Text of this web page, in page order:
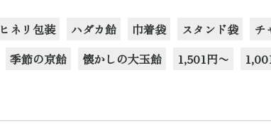
ヒネリ包装 ハダカ飴 巾着袋 スタンド袋 チ
季節の京飴 懐かしの大玉飴 1,501円〜